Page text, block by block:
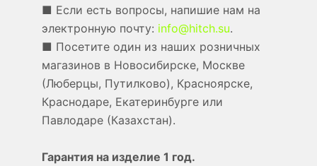
■ Если есть вопросы, напишие нам на
электронную почту: info@hitch.su.
■ Посетите один из наших розничных
магазинов в Новосибирске, Москве
(Люберцы, Путилково), Красноярске,
Краснодаре, Екатеринбурге или
Павлодаре (Казахстан).
Гарантия на изделие 1 год.